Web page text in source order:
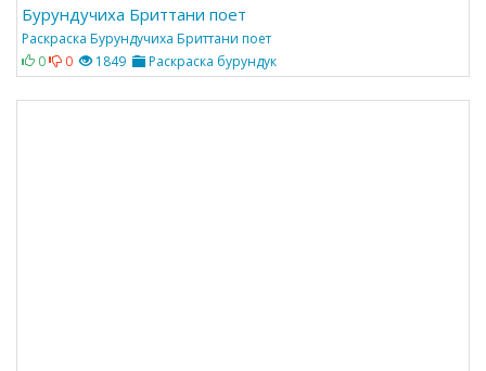
Бурундучиха Бриттани поет
Раскраска Бурундучиха Бриттани поет
0
0 1849 Раскраска бурундук